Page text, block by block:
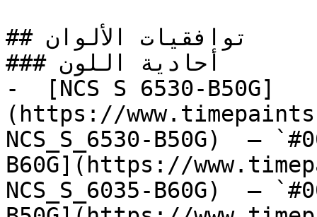
## توافقيات الألوان
### أحادية اللون
-  [NCS S 6530-B50G]
(https://
NCS_S_6530-B50G)  —
B60G](https://
NCS_S_6035-B60G)  —